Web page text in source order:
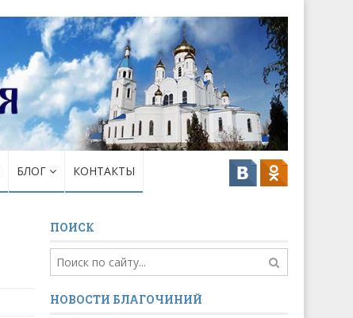
БЛОГ КОНТАКТЫ
ПОИСК
НОВОСТИ БЛАГОЧИНИЙ